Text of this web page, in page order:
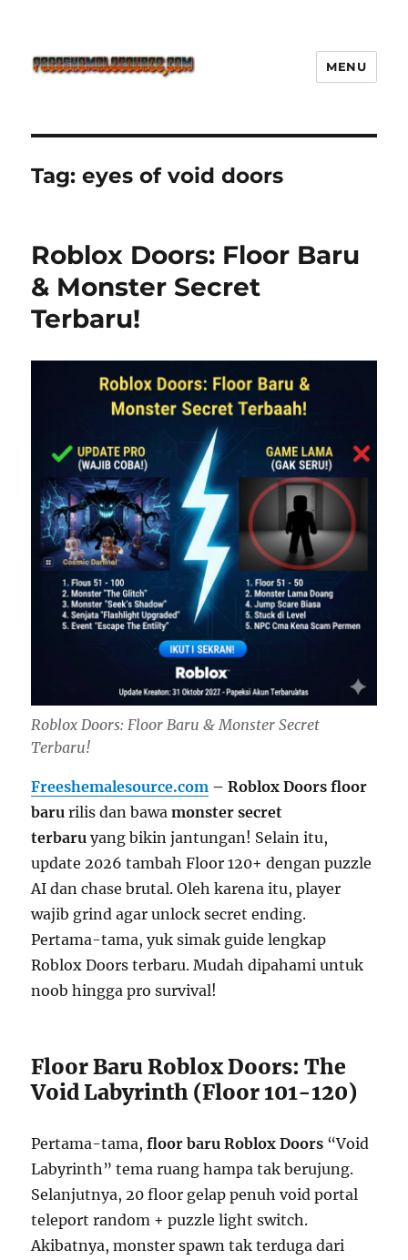
Defense Main Game Ini Pasti
Ketagihan!
MENU
Tag:eyes of void doors
Roblox Doors: Floor Baru
& Monster Secret
Terbaru!
Roblox Doors: Floor Baru & Monster Secret
Terbaru!
Freeshemalesource.com – Roblox Doors floor
baru rilis dan bawamonster secret
terbaru yang bikin jantungan! Selain itu,
update 2026 tambah Floor 120+ dengan puzzle
AI dan chase brutal. Oleh karena itu, player
wajib grind agar unlock secret ending.
Pertama-tama, yuk simak guide lengkap
Roblox Doors terbaru. Mudah dipahami untuk
noob hingga pro survival!
Floor Baru Roblox Doors: The
Void Labyrinth (Floor 101-120)
Pertama-tama,floor baru Roblox Doors “Void
Labyrinth” tema ruang hampa tak berujung.
Selanjutnya, 20 floor gelap penuh void portal
teleport random + puzzle light switch.
Akibatnya, monster spawn tak terduga dari